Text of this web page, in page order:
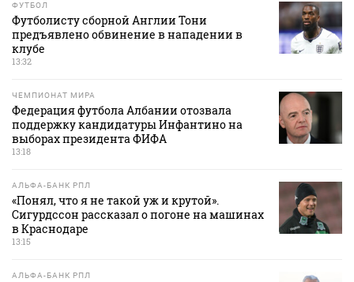
ФУТБОЛ
Футболисту сборной Англии Тони
предъявлено обвинение в нападении в
клубе
13:32
ЧЕМПИОНАТ МИРА
Федерация футбола Албании отозвала
поддержку кандидатуры Инфантино на
выборах президента ФИФА
13:18
АЛЬФА-БАНК РПЛ
«Понял, что я не такой уж и крутой».
Сигурдссон рассказал о погоне на машинах
в Краснодаре
13:15
АЛЬФА-БАНК РПЛ